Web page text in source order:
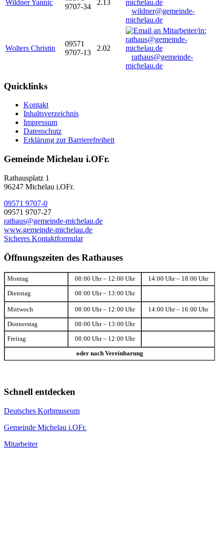
Wildner Yannic
9707-34
2.13
wildner@gemeinde-
michelau.de
Wolters Christin
09571
9707-13
2.02
rathaus@gemeinde-
michelau.de
Quicklinks
Kontakt
Inhaltsverzeichnis
Impressum
Datenschutz
Erklärung zur Barrierefreiheit
Gemeinde Michelau i.OFr.
Rathausplatz 1
96247 Michelau i.OFr.
09571 9707-0
09571 9707-27
rathaus@gemeinde-michelau.de
www.gemeinde-michelau.de
Sicheres Kontaktformular
Öffnungszeiten des Rathauses
Montag 08:00 Uhr – 12:00 Uhr 14:00 Uhr – 18:00 Uhr
Dienstag 08:00 Uhr – 13:00 Uhr
Mittwoch 08:00 Uhr – 12:00 Uhr 14:00 Uhr – 16:00 Uhr
Donnerstag 08:00 Uhr – 13:00 Uhr
Freitag 08:00 Uhr – 12:00 Uhr
oder nach Vereinbarung
Schnell entdecken
Deutsches Korbmuseum
Gemeinde Michelau i.OFr.
Mitarbeiter